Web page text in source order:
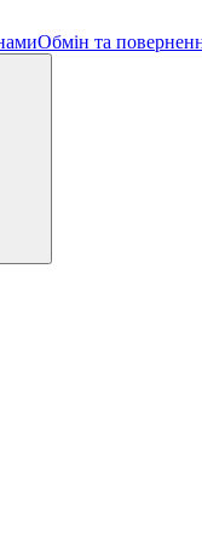
Обмін та